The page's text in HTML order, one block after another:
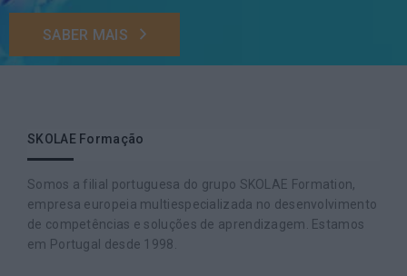
SABER MAIS
SKOLAE Formação
Somos a filial portuguesa do grupo SKOLAE Formation,
empresa europeia multiespecializada no desenvolvimento
de competências e soluções de aprendizagem. Estamos
em Portugal desde 1998.